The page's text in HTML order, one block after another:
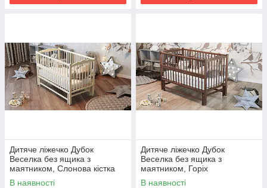
Дитяче ліжечко Дубок
Веселка без ящика з
маятником, Слонова кістка
В наявності
Дитяче ліжечко Дубок
Веселка без ящика з
маятником, Горіх
В наявності